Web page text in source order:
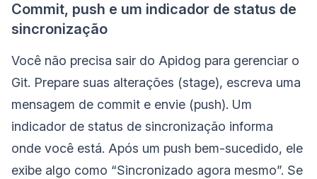
Commit, push e um indicador de status de
sincronização
Você não precisa sair do Apidog para gerenciar o
Git. Prepare suas alterações (stage), escreva uma
mensagem de commit e envie (push). Um
indicador de status de sincronização informa
onde você está. Após um push bem-sucedido, ele
exibe algo como “Sincronizado agora mesmo”. Se